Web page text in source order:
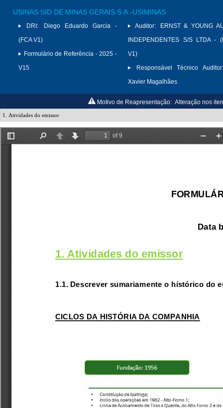
USINAS SID DE MINAS GERAIS S.A.-USIMINAS
DRI:
Diego Eduardo Garcia -
(FCA V1)
Formulário de Referência - 2025 -
V15
Auditor:
ERNST & YOUNG
INDEPENDENTES S/S LTDA -
V1)
Responsável Técnico Auditor:
Xavier Magalhães
Motivo de Reapresentação: Alteração nos